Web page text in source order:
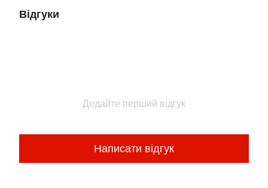
Відгуки
Додайте перший відгук
Написати відгук